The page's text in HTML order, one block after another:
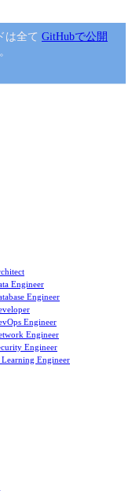
は全て GitHubで公開
Engineer
Engineer
Engineer
Engineer
Engineer
Engineer